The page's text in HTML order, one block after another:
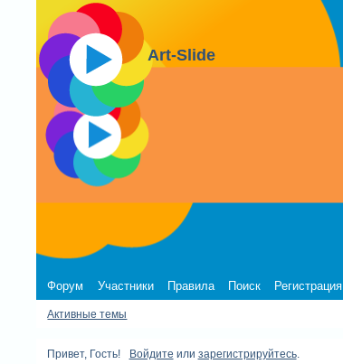
Art-Slide
Форум Участники Правила Поиск Регистрация
Активные темы
Привет, Гость! Войдите или зарегистрируйтесь.